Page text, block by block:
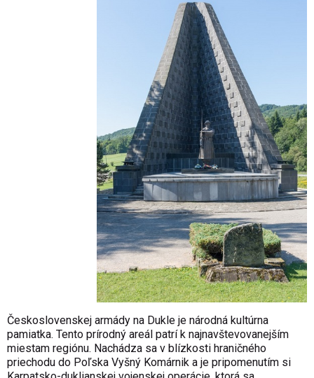
Československej armády na Dukle je národná kultúrna
pamiatka. Tento prírodný areál patrí k najnavštevovanejším
miestam regiónu. Nachádza sa v blízkosti hraničného
priechodu do Poľska Vyšný Komárnik a je pripomenutím si